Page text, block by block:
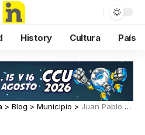
History Cultura País
> Blog > Municipio > Juan Pablo Tolama Ramírez Lanza Campaña con Visión de Unidad y Progreso para Lázaro Cárdenas